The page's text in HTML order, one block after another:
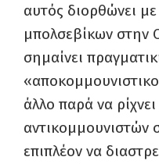
αυτός διορθώνει
μπολσεβίκων στην
σημαίνει
άλλο παρά να
αντικομμουνιστών
επιπλέον να